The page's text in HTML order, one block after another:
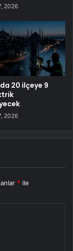
2026
20 ilçeye 9
2026
* ile